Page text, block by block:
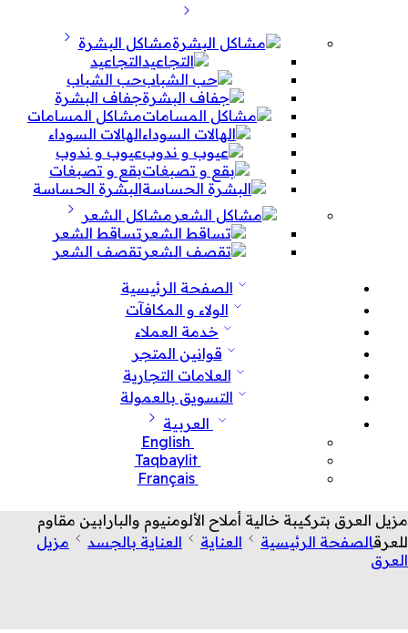
مشاكل البشرة
التجاعيد
حب الشباب
جفاف البشرة
مشاكل المسامات
الهالات السوداء
عيوب و ندوب
بقع و تصبغات
البشرة الحساسة
مشاكل الشعر
تساقط الشعر
تقصف الشعر
الصفحة الرئيسية
الولاء و المكافآت
خدمة العملاء
قوانين المتجر
العلامات التجارية
التسويق بالعمولة
العربية
English
Taqbaylit
Français
مزيل العرق بتركيبة خالية أملاح الألومنيوم والبارابين مقاوم
للعرقالصفحة الرئيسية العناية العناية بالجسد
مزيل
العرق